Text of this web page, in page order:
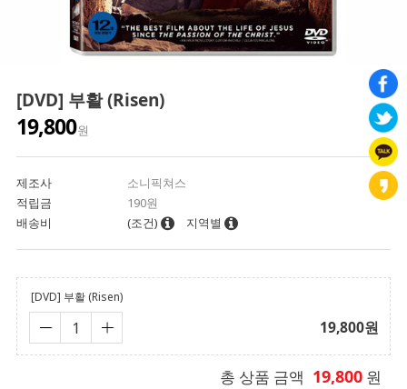
[DVD] 부활 (Risen)
19,800원
제조사
소니픽쳐스
적립금
190원
배송비
(조건) 지역별
[DVD] 부활 (Risen)
19,800원
총 상품 금액 19,800 원